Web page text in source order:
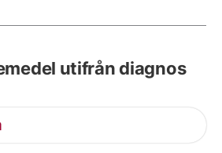
utifrån diagnos